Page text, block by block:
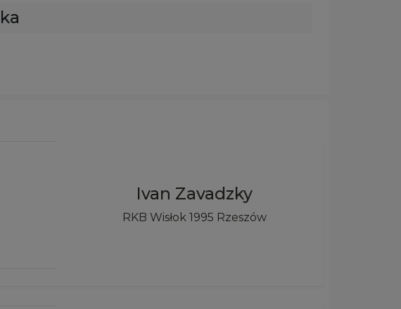
Ivan Zavadzky
RKB Wisłok 1995 Rzeszów